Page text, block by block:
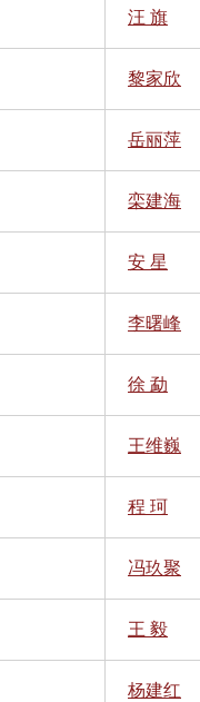
汪 旗
黎家欣
岳丽萍
栾建海
安 星
李曙峰
徐 勐
王维巍
程 珂
冯玖聚
王 毅
杨建红